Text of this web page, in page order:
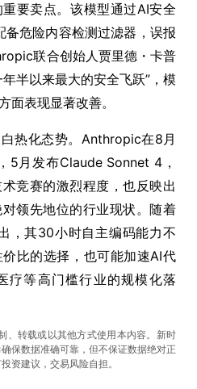
要卖点。该模型通过AI安全
危险内容检测过滤器，误报
联合创始人贾里德・卡普
半以来最大的安全飞跃”，模
面表现显著改善。
热化态势。Anthropic在8月
5月发布Claude Sonnet 4，
竞赛的激烈程度，也反映出
领先地位的行业现状。随着
，其30小时自主编码能力不
比的选择，也可能加速AI代
疗等高门槛行业的规模化落
、转载或以其他方式使用本内容。新时
保数据准确可靠，但不保证数据绝对正
资建议，交易风险自担。